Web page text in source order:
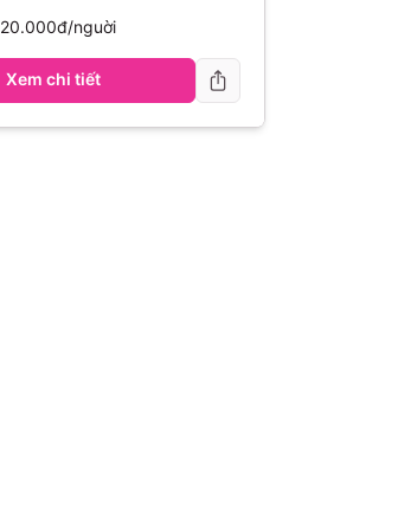
20.000đ/nguời
Xem chi tiết